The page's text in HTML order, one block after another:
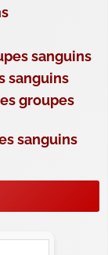
sanguins
sanguins
groupes
sanguins